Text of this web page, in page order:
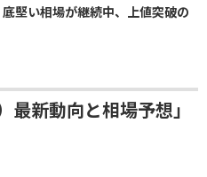
底堅い相場が継続中、上値突破の
最新動向と相場予想」